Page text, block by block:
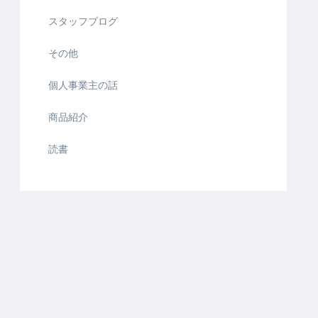
スタッフブログ
その他
個人事業主の話
商品紹介
読書